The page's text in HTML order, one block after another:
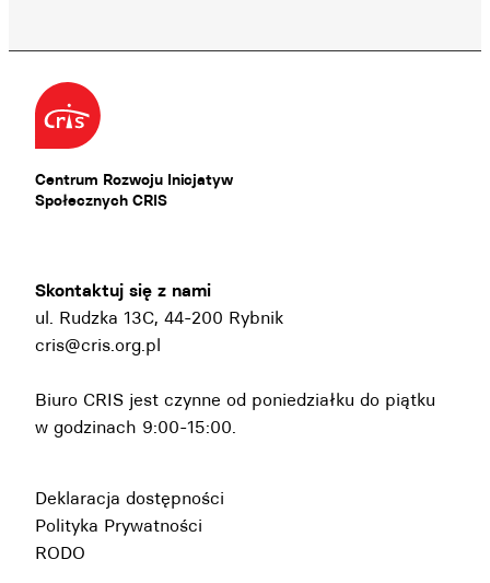
Centrum Rozwoju Inicjatyw
Społecznych CRIS
Skontaktuj się z nami
ul. Rudzka 13C, 44-200 Rybnik
cris@cris.org.pl
Biuro CRIS jest czynne od poniedziałku do piątku
w godzinach 9:00-15:00.
Deklaracja dostępności
Polityka Prywatności
RODO